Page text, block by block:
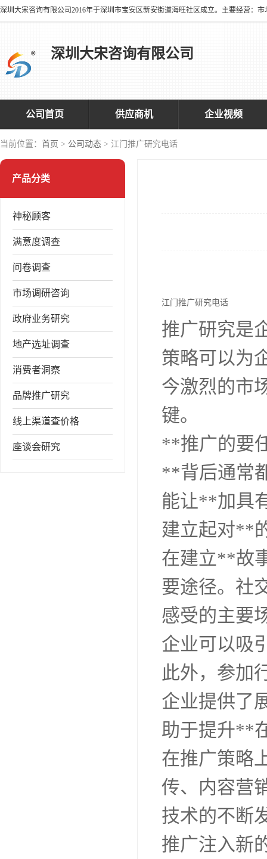
深圳大宋咨询有限公司
公司首页 供应商机 企业视频
当前位置： 首页 > 公司动态 > 江门推广研究电话
产品分类
神秘顾客
满意度调查
问卷调查
市场调研咨询
政府业务研究
地产选址调查
消费者洞察
品牌推广研究
线上渠道查价格
座谈会研究
江门推广研究电话
推广研究是
策略可以为
今激烈的市
键。
**推广的要
**背后通常
能让**加具
建立起对**
在建立**故
要途径。社
感受的主要
企业可以吸
此外，参加
企业提供了
助于提升**
在推广策略
传、内容营
技术的不断
推广注入新